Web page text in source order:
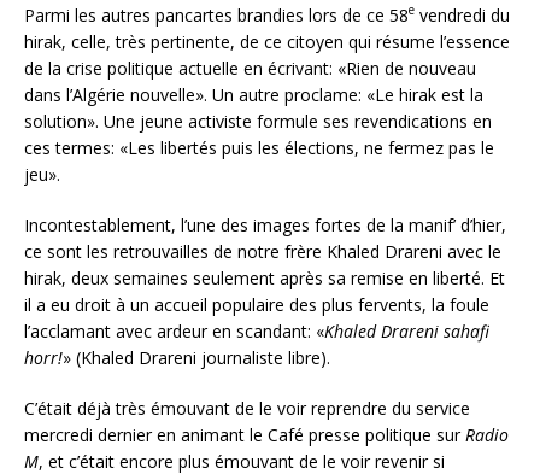
Parmi les autres pancartes brandies lors de ce 58e vendredi du
hirak, celle, très pertinente, de ce citoyen qui résume l’essence
de la crise politique actuelle en écrivant: «Rien de nouveau
dans l’Algérie nouvelle». Un autre proclame: «Le hirak est la
solution». Une jeune activiste formule ses revendications en
ces termes: «Les libertés puis les élections, ne fermez pas le
jeu».
Incontestablement, l’une des images fortes de la manif’ d’hier,
ce sont les retrouvailles de notre frère Khaled Drareni avec le
hirak, deux semaines seulement après sa remise en liberté. Et
il a eu droit à un accueil populaire des plus fervents, la foule
l’acclamant avec ardeur en scandant: «Khaled Drareni sahafi
horr!» (Khaled Drareni journaliste libre).
C’était déjà très émouvant de le voir reprendre du service
mercredi dernier en animant le Café presse politique surRadio
M, et c’était encore plus émouvant de le voir revenir si